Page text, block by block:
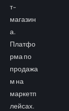
т-
магазин
а.
Платфо
рма по
продажа
м на
маркетп
лейсах.